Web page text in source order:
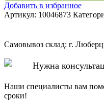
Добавить в избранное
Артикул: 10046873
Самовывоз склад: г.
Нужна
Наши специалисты вам
сроки!